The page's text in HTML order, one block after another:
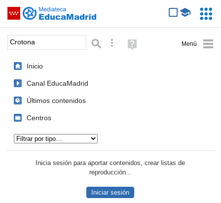
Saltar navegación
Palabra o frase: Búsqueda avanzada
Ayuda
(en
Inicio
Canal EducaMadrid
Últimos contenidos
Centros
Inicia sesión para aportar contenidos, crear listas de
reproducción...
Iniciar sesión